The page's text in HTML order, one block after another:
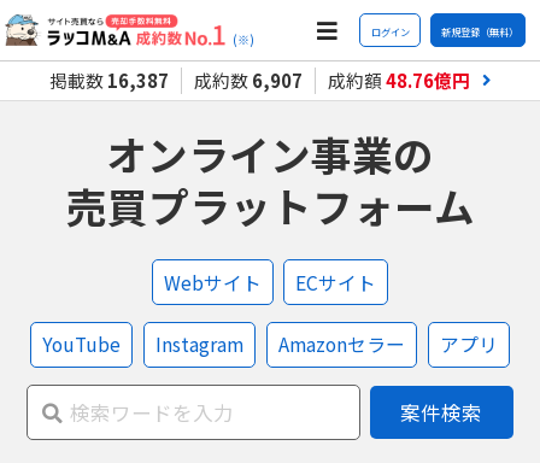
(※) ログイン 新規登録（無料）
掲載数16,387 成約数6,907 成約額48.76億円
オンライン事業の
売買プラットフォーム
Webサイト ECサイト
YouTube Instagram Amazonセラー アプリ
案件検索